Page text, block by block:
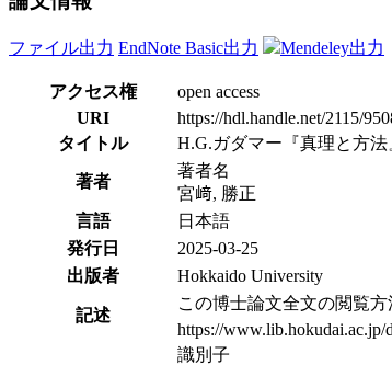
ファイル出力 EndNote Basic出力 Mendeley出力
アクセス権
open access
URI
https://hdl.handle.net/2115/
タイトル
H.G.ガダマー『真理と方
著者
著者名
宮﨑, 勝正
言語
日本語
発行日
2025-03-25
出版者
Hokkaido University
記述
この博士論文全文の閲覧
https://www.lib.hokudai.ac.jp/
識別子